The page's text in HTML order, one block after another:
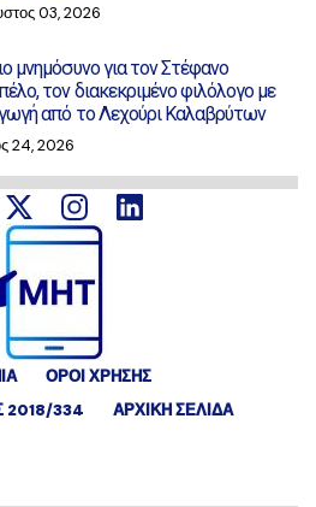
03, 2026
μνημόσυνο για τον Στέφανο
τον διακεκριμένο φιλόλογο με
από το Λεχούρι Καλαβρύτων
24, 2026
ΟΡΟΙ ΧΡΗΣΗΣ
334
ΑΡΧΙΚΗ ΣΕΛΙΔΑ